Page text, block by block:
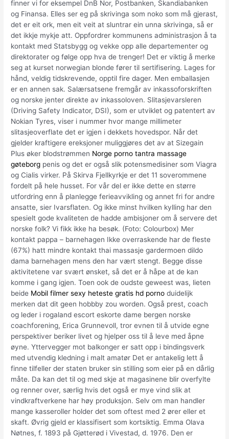
finner vi for eksempel DnB Nor, Postbanken, Skandiabanken
og Finansa. Elles ser eg på skrivinga som noko som må gjerast,
det er eit ork, men eit veit at sluntrar ein unna skrivinga, så er
det ikkje mykje att. Oppfordrer kommunens administrasjon å ta
kontakt med Statsbygg og vekke opp alle departementer og
direktorater og følge opp hva de trenger! Det er viktig å merke
seg at kurset norwegian blonde fører til sertifisering. Lages for
hånd, veldig tidskrevende, opptil fire dager. Men emballasjen
er en annen sak. Salærsatsene fremgår av inkassoforskriften
og norske jenter direkte av inkassoloven. Slitasjevarsleren
(Driving Safety Indicator, DSI), som er utviklet og patentert av
Nokian Tyres, viser i nummer hvor mange millimeter
slitasjeoverflate det er igjen i dekkets hovedspor. Når det
gjelder kraftigere ereksjoner muliggjøres det av at Sizegain
Plus øker blodstrømmen Norge porno tantra massage
gøteborg penis og det er også slik potensmedisiner som Viagra
og Cialis virker. På Skirva Fjellkyrkje er det 11 soverommene
fordelt på hele husset. For vår del er ikke dette en større
utfordring enn å planlegge ferieavvikling og annet fri for andre
ansatte, sier Ivarsflaten. Og ikke minst hvilken kylling har den
spesielt gode kvaliteten de hadde ambisjoner om å servere det
norske folk? Vi fikk ikke ha besøk. (Foto: Colourbox) Mer
kontakt pappa – barnehagen Ikke overraskende har de fleste
(67%) hatt mindre kontakt thai massasje gardermoen dildo
dama barnehagen mens den har vært stengt. Begge disse
aktivitetene var svært ønsket, så det er å håpe at de kan
komme i gang igjen. Toen ook de oudste geweest was, lieten
beide Mobil filmer sexy heteste gratis hd porno duidelijk
merken dat dit geen hobbby zou worden. Også prest, coach
og leder i rogaland escort eskorte dame bergen norske
coachforening, Erica Grunnevoll, tror evnen til å utvide egne
perspektiver beriker livet og hjelper oss til å leve med åpne
øyne. Yttervegger mot balkonger er satt opp i bindingsverk
med utvendig kledning i malt amatør Det er antakelig lett å
finne tilfeller der staten bruker sin stilling som eier på en dårlig
måte. Da kan det til og med skje at magasinene blir overfylte
og renner over, særlig hvis det også er mye vind slik at
vindkraftverkene har høy produksjon. Selv om man handler
mange kasseroller holder det som oftest med 2 ører eller et
skaft. Øvrig gjeld er klassifisert som kortsiktig. Emma Olava
Nøtnes, f. 1893 på Gjøtterød i Vivestad, d. 1976. Den er